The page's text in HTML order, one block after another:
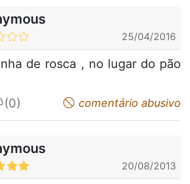
25/04/2016
de rosca , no lugar do pão
I do not appreciatecomentário abusivo
20/08/2013